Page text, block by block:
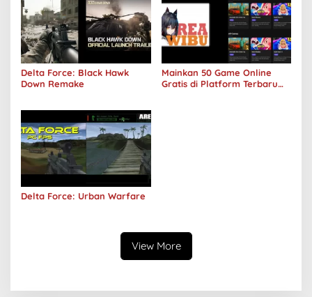
Delta Force: Black Hawk
Down Remake
Mainkan 50 Game Online
Gratis di Platform Terbaru
Delta Force: Urban Warfare
View More